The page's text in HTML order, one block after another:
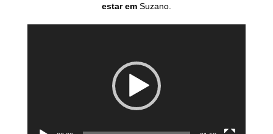
estarem Suzano.